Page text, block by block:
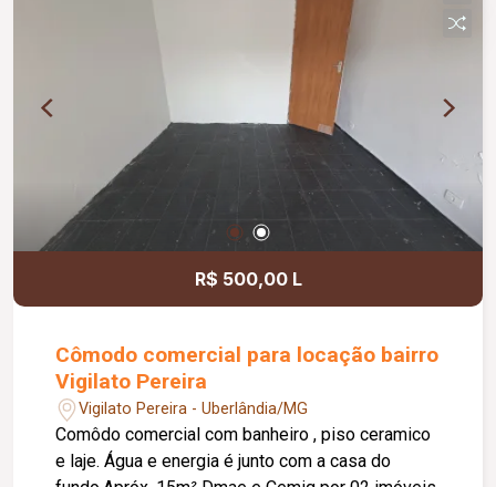
R$ 500,00 L
Cômodo comercial para locação bairro
Vigilato Pereira
Vigilato Pereira - Uberlândia/MG
Comôdo comercial com banheiro , piso ceramico
e laje. Água e energia é junto com a casa do